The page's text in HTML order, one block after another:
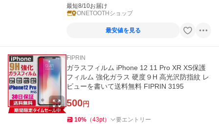
最短8/10お届け
ONETOOTHショップ
最安値を見る
FIPRIN
ガラスフィルム iPhone 12 11 Pro XR XS保護
フィルム 強化ガラス 硬度９H 高光沢防指紋 レ
ビューを書いて送料無料 FIPRIN 3195
500円
10% （43pt） 要エントリー